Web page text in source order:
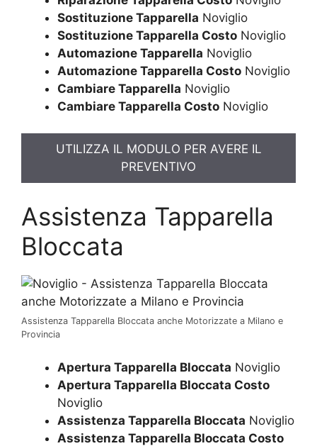
Sostituzione Tapparella Noviglio
Sostituzione Tapparella Costo Noviglio
Automazione Tapparella Noviglio
Automazione Tapparella Costo Noviglio
Cambiare Tapparella Noviglio
Cambiare Tapparella Costo Noviglio
UTILIZZA IL MODULO PER AVERE IL
PREVENTIVO
Assistenza Tapparella
Bloccata
Assistenza Tapparella Bloccata anche Motorizzate a Milano e
Provincia
Apertura Tapparella Bloccata Noviglio
Apertura Tapparella Bloccata Costo
Noviglio
Assistenza Tapparella Bloccata Noviglio
Assistenza Tapparella Bloccata Costo